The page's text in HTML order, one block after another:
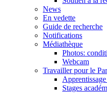
News
En vedette
Guide de recherche
Notifications
Médiathèque
Photos:
Webcam
Travailler pour le
Stages